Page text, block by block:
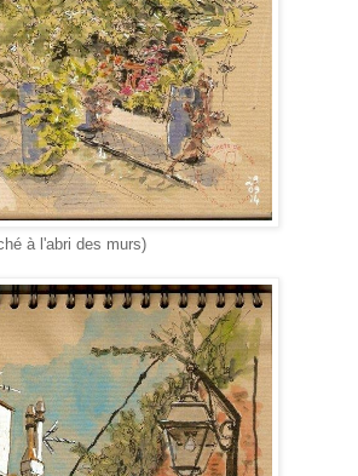
à l'abri des murs)